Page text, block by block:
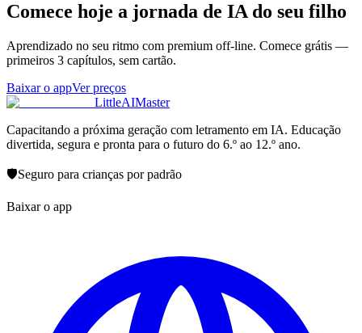
Comece hoje a jornada de IA do seu filho
Aprendizado no seu ritmo com premium off-line. Comece grátis —
primeiros 3 capítulos, sem cartão.
Baixar o appVer preços
LittleAIMaster
Capacitando a próxima geração com letramento em IA. Educação
divertida, segura e pronta para o futuro do 6.º ao 12.º ano.
🛡️Seguro para crianças por padrão
Baixar o app